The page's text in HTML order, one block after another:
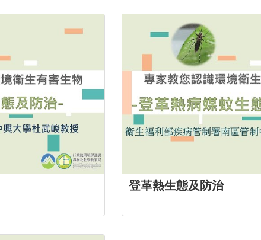
登革熱生態及防治